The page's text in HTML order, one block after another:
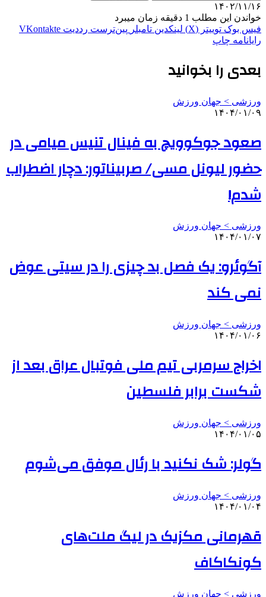
۱۴۰۲/۱۱/۱۶
خواندن این مطلب 1 دقیقه زمان میبرد
فیس بوک توییتر (X) لینکدین ‫تامبلر ‫پین‌ترست ‫رددیت ‫VKontakte
رایانامه چاپ
بعدی را بخوانید
ورزشی > جهان ورزش
۱۴۰۴/۰۱/۰۹
صعود جوکوویچ به فینال تنیس میامی در
حضور لیونل مسی/ صربیناتور: دچار اضطراب
شدم!
ورزشی > جهان ورزش
۱۴۰۴/۰۱/۰۷
آگوئرو: یک فصل بد چیزی را در سیتی عوض
نمی کند
ورزشی > جهان ورزش
۱۴۰۴/۰۱/۰۶
اخراج سرمربی تیم ملی فوتبال عراق بعد از
شکست برابر فلسطین
ورزشی > جهان ورزش
۱۴۰۴/۰۱/۰۵
گولر: شک نکنید با رئال موفق می‌شوم
ورزشی > جهان ورزش
۱۴۰۴/۰۱/۰۴
قهرمانی مکزیک در لیگ ملت‌های
کونکاکاف
ورزشی > جهان ورزش